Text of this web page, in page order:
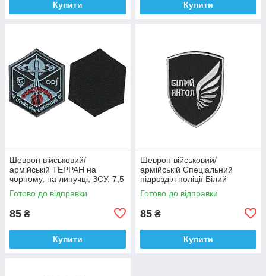
Купити Купити
Шеврон військовий/
армійській ТЕРРАН на
чорному, на липучці, ЗСУ. 7,5
см * 9 см
Готово до відправки
85 ₴
Купити
Шеврон військовий/
армійській Спеціальний
підрозділ поліції Білий
янгол на чорному, ЗСУ. 7 см *
9 см
Готово до відправки
85 ₴
Купити